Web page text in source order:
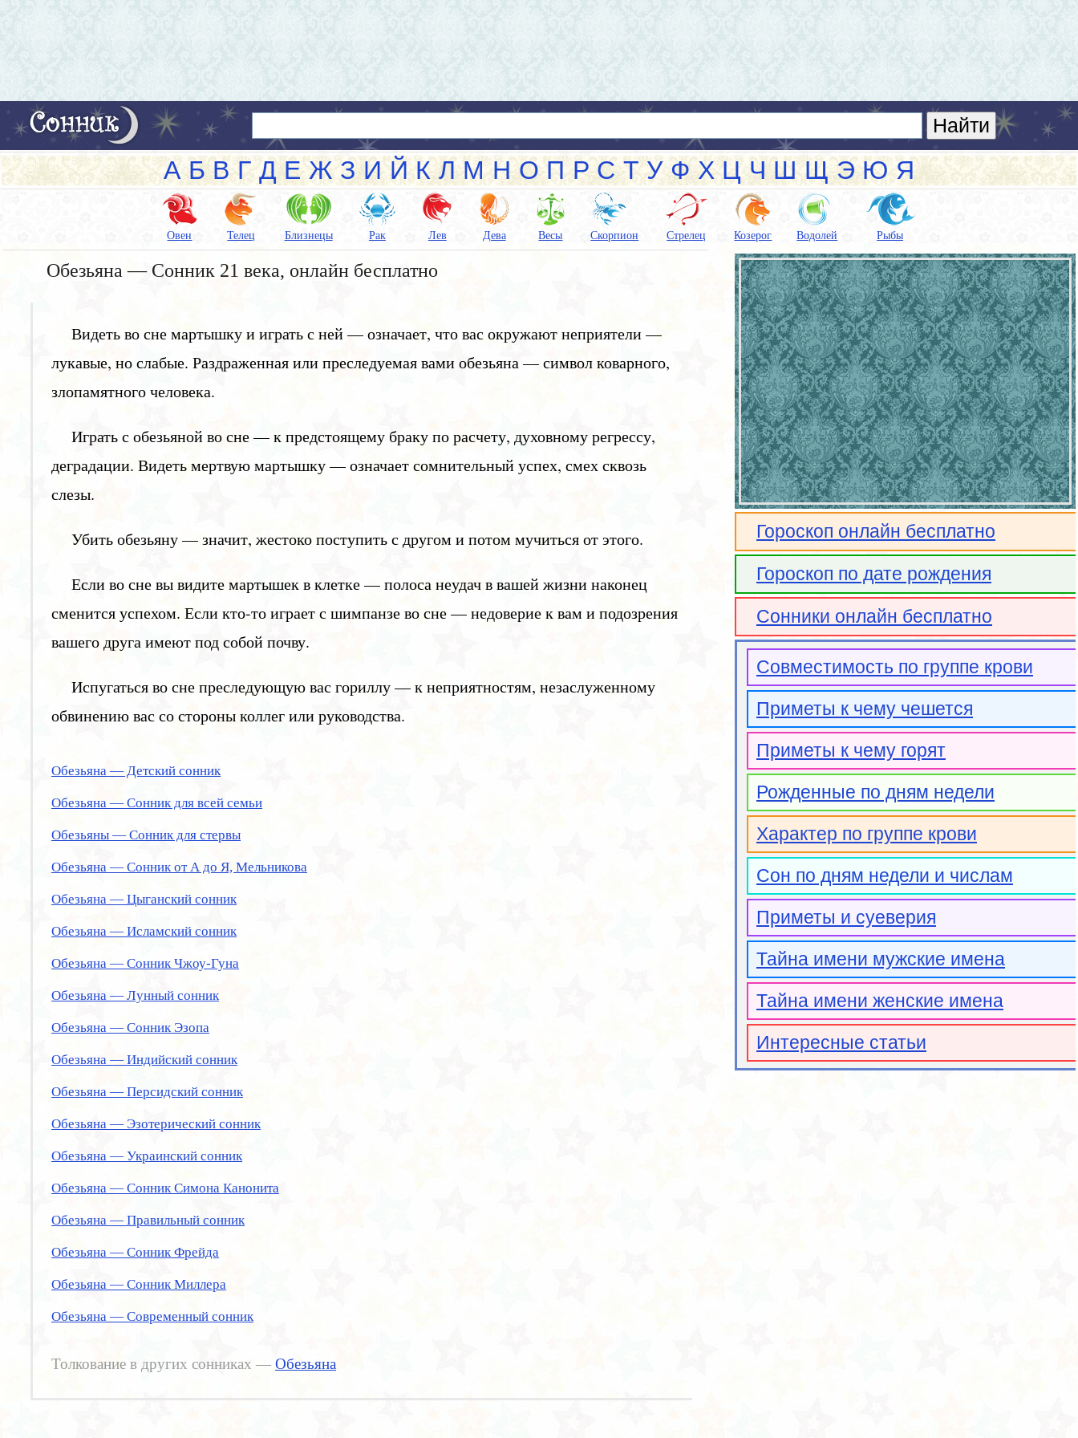
А Б В Г Д Е Ж З И Й К Л М Н О П Р С Т У Ф Х Ц Ч Ш Щ Э Ю Я
Овен Телец Близнецы Рак Лев Дева Весы Скорпион Стрелец Козерог Водолей Рыбы
Обезьяна — Сонник 21 века, онлайн бесплатно
Видеть во сне мартышку и играть с ней — означает, что вас окружают неприятели —
лукавые, но слабые. Раздраженная или преследуемая вами обезьяна — символ коварного,
злопамятного человека.
Играть с обезьяной во сне — к предстоящему браку по расчету, духовному регрессу,
деградации. Видеть мертвую мартышку — означает сомнительный успех, смех сквозь
слезы.
Убить обезьяну — значит, жестоко поступить с другом и потом мучиться от этого.
Если во сне вы видите мартышек в клетке — полоса неудач в вашей жизни наконец
сменится успехом. Если кто-то играет с шимпанзе во сне — недоверие к вам и подозрения
вашего друга имеют под собой почву.
Испугаться во сне преследующую вас гориллу — к неприятностям, незаслуженному
обвинению вас со стороны коллег или руководства.
Обезьяна — Детский сонник
Обезьяна — Сонник для всей семьи
Обезьяны — Сонник для стервы
Обезьяна — Сонник от А до Я, Мельникова
Обезьяна — Цыганский сонник
Обезьяна — Исламский сонник
Обезьяна — Сонник Чжоу-Гуна
Обезьяна — Лунный сонник
Обезьяна — Сонник Эзопа
Обезьяна — Индийский сонник
Обезьяна — Персидский сонник
Обезьяна — Эзотерический сонник
Обезьяна — Украинский сонник
Обезьяна — Сонник Симона Канонита
Обезьяна — Правильный сонник
Обезьяна — Сонник Фрейда
Обезьяна — Сонник Миллера
Обезьяна — Современный сонник
Толкование в других сонниках — Обезьяна
Гороскоп онлайн бесплатно
Гороскоп по дате рождения
Сонники онлайн бесплатно
Совместимость по группе крови
Приметы к чему чешется
Приметы к чему горят
Рожденные по дням недели
Характер по группе крови
Сон по дням недели и числам
Приметы и суеверия
Тайна имени мужские имена
Тайна имени женские имена
Интересные статьи